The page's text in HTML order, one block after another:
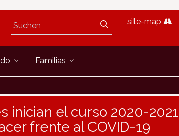
site-map
Familias
inician el curso 2020-2021
frente al COVID-19